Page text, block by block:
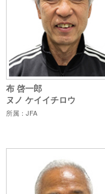
布 啓一郎
ヌノ ケイイチロウ
所属：JFA